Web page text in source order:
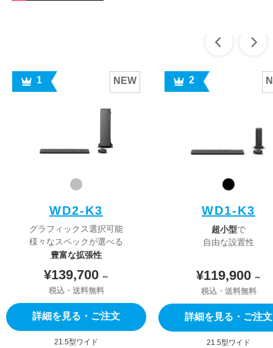
1 NEW
WD2-K3
グラフィックス選択可能
様々なスペックが選べる
豊富な拡張性
¥139,700～
税込・送料無料
詳細を見る・ご注文
21.5型ワイド
2
WD1-K3
超小型で
自由な設置性
¥119,900～
税込・送料無料
詳細を見る・ご注文
21.5型ワイド